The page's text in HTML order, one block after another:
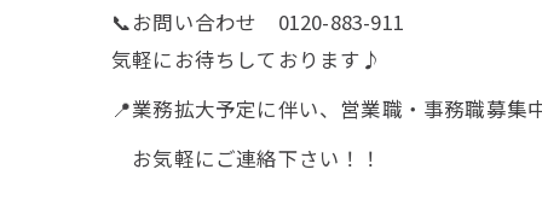
📞お問い合わせ
気軽にお待ちしております♪
📍業務拡大予定に伴い、営業職・事務職募集
お気軽にご連絡下さい！！